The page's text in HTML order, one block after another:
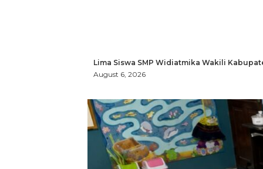
Lima Siswa SMP Widiatmika Wakili
August 6, 2026